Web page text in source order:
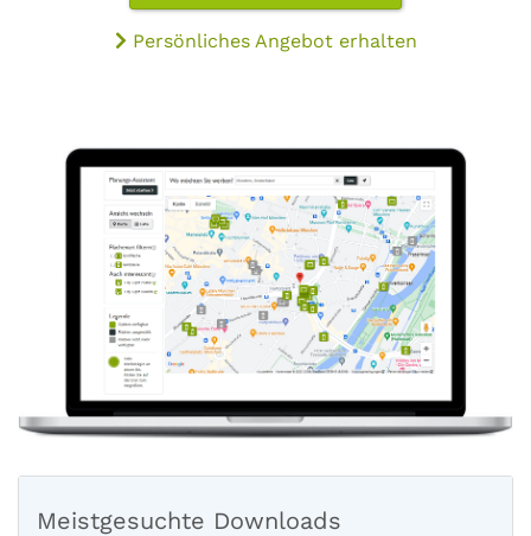
Persönliches Angebot erhalten
Meistgesuchte Downloads